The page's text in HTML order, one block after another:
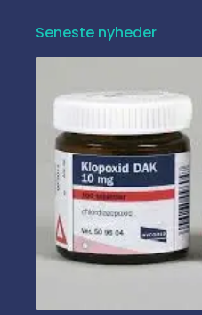
Seneste nyheder